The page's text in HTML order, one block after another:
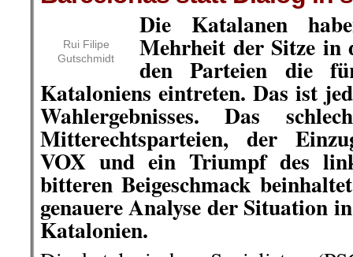
Rui Filipe
Gutschmidt
Die Katalanen
Mehrheit der Sitze in
den Parteien die
Kataloniens eintreten. Das ist
Wahlergebnisses. Das
Mitterechtsparteien, der
VOX und ein Triumpf des
bitteren Beigeschmack
genauere Analyse der Situation
Katalonien.